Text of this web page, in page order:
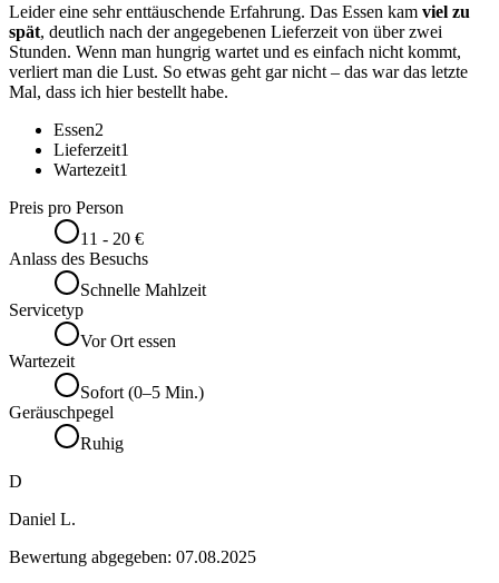
Leider eine sehr enttäuschende Erfahrung. Das Essen kam viel zu
spät, deutlich nach der angegebenen Lieferzeit von über zwei
Stunden. Wenn man hungrig wartet und es einfach nicht kommt,
verliert man die Lust. So etwas geht gar nicht – das war das letzte
Mal, dass ich hier bestellt habe.
Essen2
Lieferzeit1
Wartezeit1
Preis pro Person
11 - 20 €
Anlass des Besuchs
Schnelle Mahlzeit
Servicetyp
Vor Ort essen
Wartezeit
Sofort (0–5 Min.)
Geräuschpegel
Ruhig
D
Daniel L.
Bewertung abgegeben: 07.08.2025